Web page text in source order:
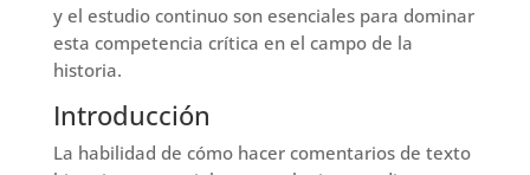
y el estudio continuo son esenciales para dominar
esta competencia crítica en el campo de la
historia.
Introducción
La habilidad de cómo hacer comentarios de texto